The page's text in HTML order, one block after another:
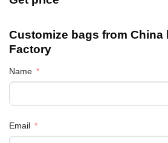
Customize bags from China
Factory
Name
Email